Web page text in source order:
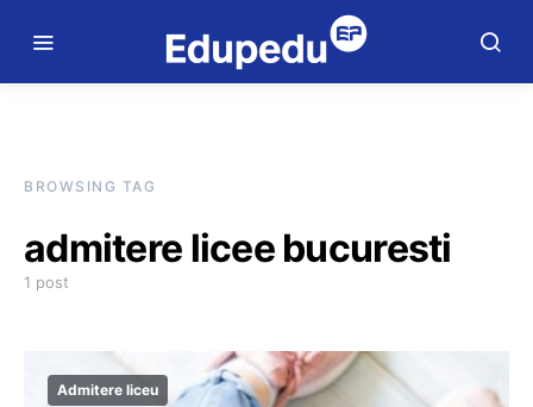
BROWSING TAG
admitere licee bucuresti
1 post
Admitere liceu